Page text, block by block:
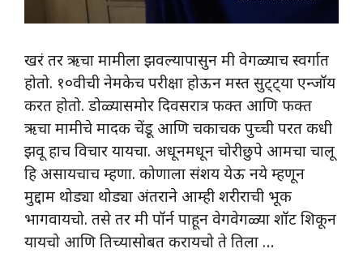
खरं तर ऋचा मामीला झवल्यापासुन मी वेगळ्याच स्वर्गात
होतो. १०वीची नेमकेच परीक्षा होऊन मस्त सुट्ट्या एन्जॉय
करत होतो. डोळ्यासमोर दिवसरात्र फक्त आणि फक्त
ऋचा मामीचे मादक चेंडू आणि चकाचक पुच्ची परत कधी
झवू हाच विचार यायचा. अधूनमधून चोरीछुपे आमचा चालू
हि असायचाच म्हणा. कोणाला संशय येऊ नये म्हणून
मुद्दाम थोड्या थोड्या अंतराने आम्ही शरीराची भूक
भागवायचो. तसे तर मी पॉर्न पाहून वेगवेगळ्या शॉट शिकून
यायचो आणि तिच्यासोबत करायचो ते तिला …